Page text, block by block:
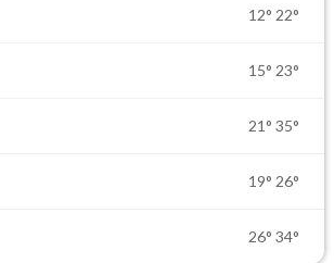
12° 22°
15° 23°
21° 35°
19° 26°
26° 34°